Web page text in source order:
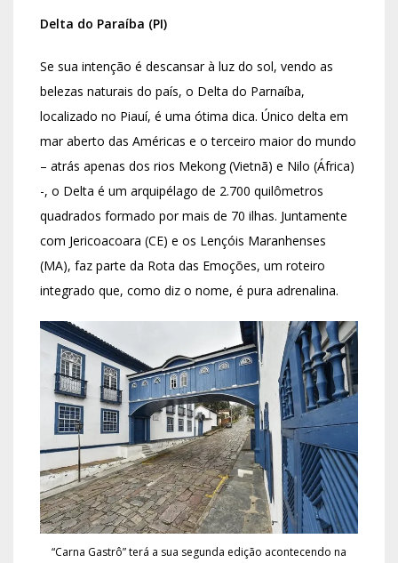
Delta do Paraíba (PI)
Se sua intenção é descansar à luz do sol, vendo as
belezas naturais do país, o Delta do Parnaíba,
localizado no Piauí, é uma ótima dica. Único delta em
mar aberto das Américas e o terceiro maior do mundo
– atrás apenas dos rios Mekong (Vietnã) e Nilo (África)
-, o Delta é um arquipélago de 2.700 quilômetros
quadrados formado por mais de 70 ilhas. Juntamente
com Jericoacoara (CE) e os Lençóis Maranhenses
(MA), faz parte da Rota das Emoções, um roteiro
integrado que, como diz o nome, é pura adrenalina.
“Carna Gastrô” terá a sua segunda edição acontecendo na